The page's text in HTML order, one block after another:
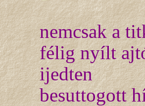
nemcsak a
félig nyílt
ijedten
besuttogott